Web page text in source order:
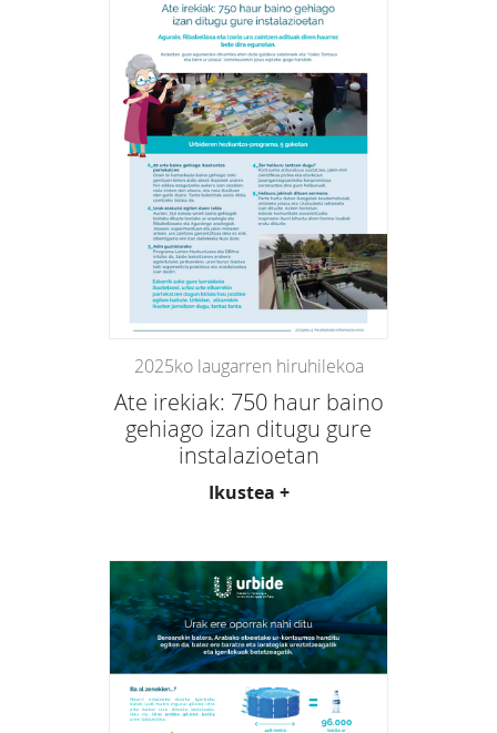
2025ko laugarren hiruhilekoa
Ate irekiak: 750 haur baino
gehiago izan ditugu gure
instalazioetan
Ikustea +